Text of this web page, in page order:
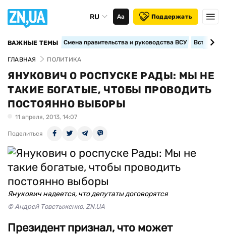
RU Аа Поддержать
ВАЖНЫЕ ТЕМЫ Смена правительства и руководства ВСУ
ГЛАВНАЯ ПОЛИТИКА
ЯНУКОВИЧ О РОСПУСКЕ РАДЫ: МЫ НЕ
ТАКИЕ БОГАТЫЕ, ЧТОБЫ ПРОВОДИТЬ
ПОСТОЯННО ВЫБОРЫ
11 апреля, 2013, 14:07
Поделиться
Янукович надеется, что депутаты договорятся
© Андрей Товстыженко, ZN.UA
Президент признал, что может